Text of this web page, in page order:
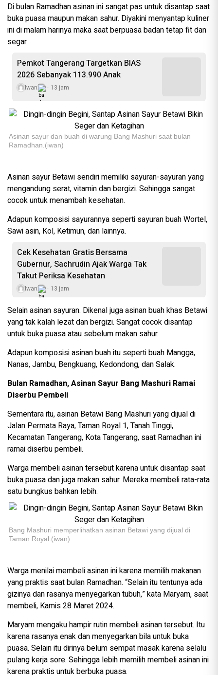
Di bulan Ramadhan asinan ini sangat pas untuk disantap saat
buka puasa maupun makan sahur. Diyakini menyantap kuliner
ini di malam harinya maka saat berpuasa badan tetap fit dan
segar.
Pemkot Tangerang Targetkan BIAS
2026 Sebanyak 113.990 Anak
Iwan 13 jam
Asinan sayur dan buah di warung Bang Mashuri saat bulan
Ramadhan.(iwan)
Asinan sayur Betawi sendiri memiliki sayuran-sayuran yang
mengandung serat, vitamin dan bergizi. Sehingga sangat
cocok untuk menambah kesehatan.
Adapun komposisi sayurannya seperti sayuran buah Wortel,
Sawi asin, Kol, Ketimun, dan lainnya.
Cek Kesehatan Gratis Bersama
Gubernur, Sachrudin Ajak Warga Tak
Takut Periksa Kesehatan
Iwan 13 jam
Selain asinan sayuran. Dikenal juga asinan buah khas Betawi
yang tak kalah lezat dan bergizi. Sangat cocok disantap
untuk buka puasa atau sebelum makan sahur.
Adapun komposisi asinan buah itu seperti buah Mangga,
Nanas, Jambu, Bengkuang, Kedondong, dan Salak.
Bulan Ramadhan, Asinan Sayur Bang Mashuri Ramai
Diserbu Pembeli
Sementara itu, asinan Betawi Bang Mashuri yang dijual di
Jalan Permata Raya, Taman Royal 1, Tanah Tinggi,
Kecamatan Tangerang, Kota Tangerang, saat Ramadhan ini
ramai diserbu pembeli.
Warga membeli asinan tersebut karena untuk disantap saat
buka puasa dan juga makan sahur. Mereka membeli rata-rata
satu bungkus bahkan lebih.
Bang Mashuri memperlihatkan asinan Betawi yang dijual di
Taman Royal.(iwan)
Warga menilai membeli asinan ini karena memilih makanan
yang praktis saat bulan Ramadhan. “Selain itu tentunya ada
gizinya dan rasanya menyegarkan tubuh,” kata Maryam, saat
membeli, Kamis 28 Maret 2024.
Maryam mengaku hampir rutin membeli asinan tersebut. Itu
karena rasanya enak dan menyegarkan bila untuk buka
puasa. Selain itu dirinya belum sempat masak karena selalu
pulang kerja sore. Sehingga lebih memilih membeli asinan ini
karena praktis untuk berbuka puasa.